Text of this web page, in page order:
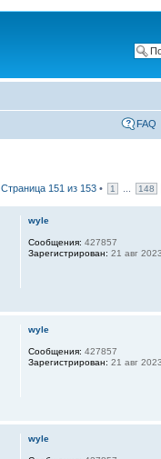
FAQ
Страница 151 из 153 • 1 148
wyle
Сообщения: 427857
Зарегистрирован: 21 авг
wyle
Сообщения: 427857
Зарегистрирован: 21 авг
wyle